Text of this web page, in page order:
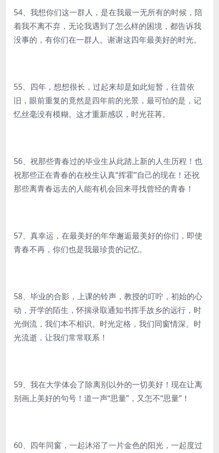
54、我想你们这一群人，是在我最一无所有的时候，陪
着我不离不弃，无论我遇到了怎么样的困境，都告诉我
没事的，有你们在一群人。谢谢这四年最美好的时光。
55、四年，想想很长，过起来却是如此短暂，往昔依
旧，眼前重复的竟然是四年前的光景，最可怕的是，记
忆丝毫没有模糊。这才重新感叹，时光荏苒。
56、祝那些青春过的毕业生从此踏上新的人生历程！也
祝那些正在青春的在校生认真“挥霍”自己的现在！还祝
那些离青春远去的人能有机会回来寻找曾经的青春！
57、真幸运，在最美好的年华邂逅最美好的你们，即使
青春不再，你们也是我最珍贵的记忆。
58、毕业的合影，上课的铃声，教授的叮咛，初始的心
动，开学的陌生，怀揣录取通知书挥手故乡的远行，时
光倒流，我们本不相识。时光定格，我们同窗情深。时
光流逝，让我们常常联系！
59、我在大学体会了除离别以外的一切美好！现在让离
别画上美好的句号！道一声“思量”，又怎不“思量”！
60、四年同窗，一起沐浴了一片金色的阳光，一起度过